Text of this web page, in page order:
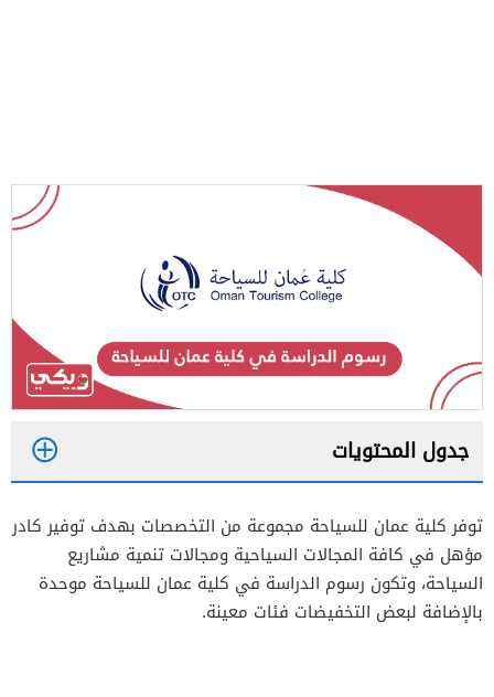
جدول المحتويات
2
توفر كلية عمان للسياحة مجموعة من التخصصات بهدف توفير كادر
مؤهل في كافة المجالات السياحية ومجالات تنمية مشاريع
السياحة، وتكون رسوم الدراسة في كلية عمان للسياحة موحدة
بالإضافة لبعض التخفيضات فئات معينة.